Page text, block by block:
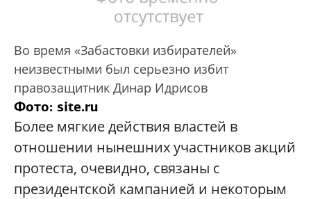
Во время «Забастовки избирателей»
неизвестными был серьезно избит
правозащитник Динар Идрисов
Фото: site.ru
Более мягкие действия властей в
отношении нынешних участников акций
протеста, очевидно, связаны с
президентской кампанией и некоторым